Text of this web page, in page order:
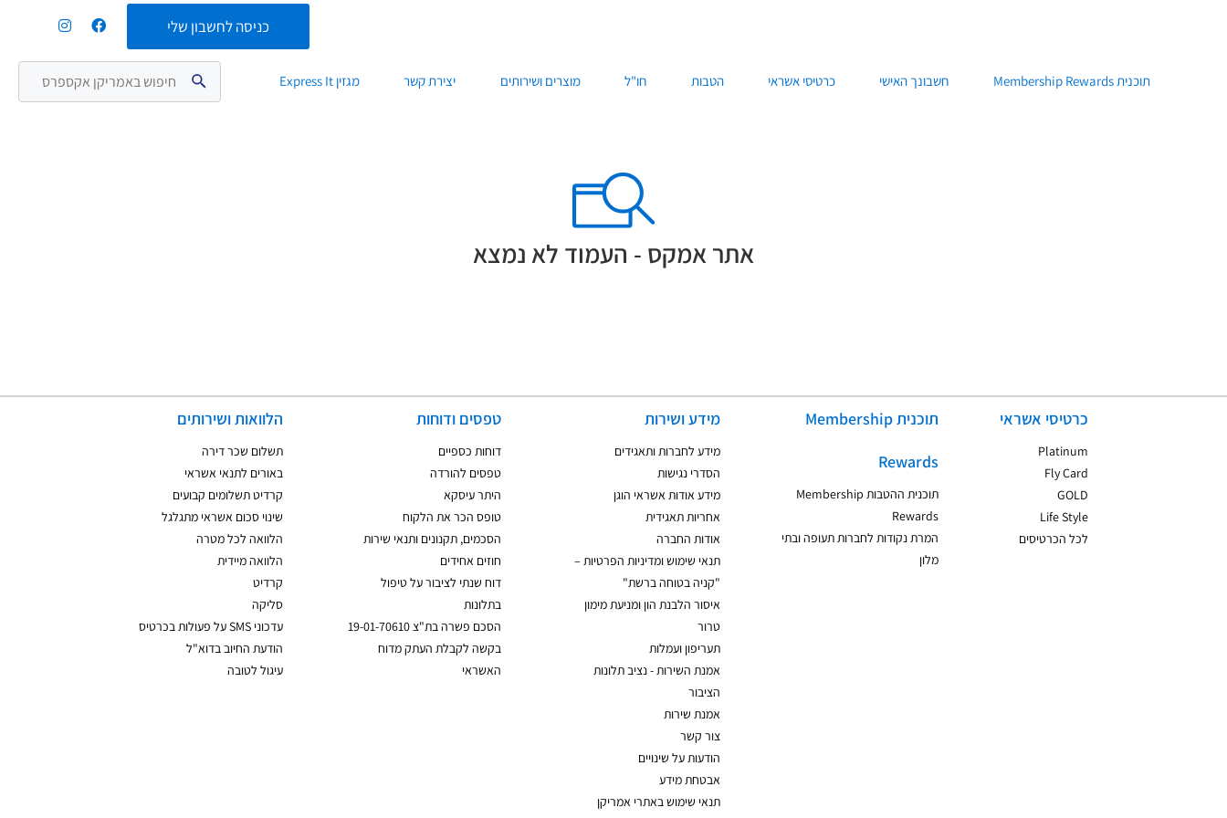
כניסה לחשבון שלי
תוכנית Membership Rewards חשבונך האישי כרטיסי אשראי הטבות חו"ל מוצרים ושירותים יצירת קשר מגזין Express It
חיפוש באמריקן אקספרס
אתר אמקס - העמוד לא נמצא
כרטיסי אשראי
Platinum
Fly Card
GOLD
Life Style
לכל הכרטיסים
תוכנית Membership
Rewards
תוכנית ההטבות Membership
Rewards
המרת נקודות לחברות תעופה ובתי
מלון
מידע ושירות
מידע לחברות ותאגידים
הסדרי נגישות
מידע אודות אשראי הוגן
אחריות תאגידית
אודות החברה
תנאי שימוש ומדיניות הפרטיות –
"קניה בטוחה ברשת"
איסור הלבנת הון ומניעת מימון
טרור
תעריפון ועמלות
אמנת השירות - נציב תלונות
הציבור
אמנת שירות
צור קשר
הודעות על שינויים
אבטחת מידע
תנאי שימוש באתרי אמריקן
טפסים ודוחות
דוחות כספיים
טפסים להורדה
היתר עיסקא
טופס הכר את הלקוח
הסכמים, תקנונים ותנאי שירות
חוזים אחידים
דוח שנתי לציבור על טיפול
בתלונות
הסכם פשרה בת"צ 19-01-70610
בקשה לקבלת העתק מדוח
האשראי
הלוואות ושירותים
תשלום שכר דירה
באורים לתנאי אשראי
קרדיט תשלומים קבועים
שינוי סכום אשראי מתגלגל
הלוואה לכל מטרה
הלוואה מיידית
קרדיט
סליקה
עדכוני SMS על פעולות בכרטיס
הודעת החיוב בדוא"ל
עיגול לטובה